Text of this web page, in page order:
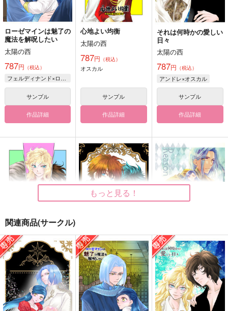
ローゼマインは魅了の
魔法を解呪したい
太陽の西
787円 （税込）
フェルディナンド×ローゼマイン
サンプル
作品詳細
心地よい均衡
太陽の西
787円 （税込）
オスカル
サンプル
作品詳細
それは何時かの愛しい
日々
太陽の西
787円 （税込）
アンドレ×オスカル
サンプル
作品詳細
大団円に続く道
太陽の西
787 （税込）
オスカル・フランソワ
サンプル
現状の最適解
太陽の西
787円（税込）
マゼル×ヴェルナー
サンプル
Reason
祥成園
550円（税込）
フェルディナンド×ローゼマイン
サンプル
もっと見る！
関連商品(サークル)